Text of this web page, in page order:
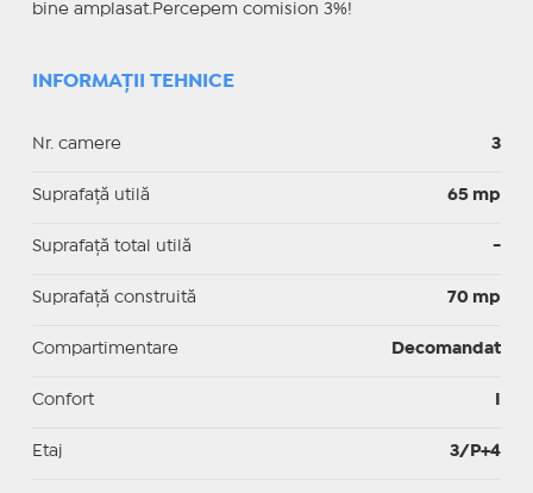
bine amplasat.Percepem comision 3%!
INFORMAȚII TEHNICE
Nr. camere 3
Suprafaţă utilă 65 mp
Suprafaţă total utilă -
Suprafaţă construită 70 mp
Compartimentare Decomandat
Confort
Etaj 3/P+4